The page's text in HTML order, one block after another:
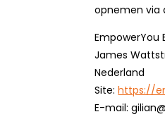
opnemen via
EmpowerYou
James
Nederland
Site:https://
E-mail: